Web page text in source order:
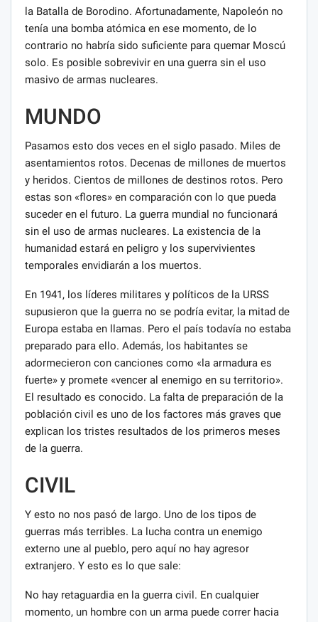
la Batalla de Borodino. Afortunadamente, Napoleón no
tenía una bomba atómica en ese momento, de lo
contrario no habría sido suficiente para quemar Moscú
solo. Es posible sobrevivir en una guerra sin el uso
masivo de armas nucleares.
MUNDO
Pasamos esto dos veces en el siglo pasado. Miles de
asentamientos rotos. Decenas de millones de muertos
y heridos. Cientos de millones de destinos rotos. Pero
estas son «flores» en comparación con lo que pueda
suceder en el futuro. La guerra mundial no funcionará
sin el uso de armas nucleares. La existencia de la
humanidad estará en peligro y los supervivientes
temporales envidiarán a los muertos.
En 1941, los líderes militares y políticos de la URSS
supusieron que la guerra no se podría evitar, la mitad de
Europa estaba en llamas. Pero el país todavía no estaba
preparado para ello. Además, los habitantes se
adormecieron con canciones como «la armadura es
fuerte» y promete «vencer al enemigo en su territorio».
El resultado es conocido. La falta de preparación de la
población civil es uno de los factores más graves que
explican los tristes resultados de los primeros meses
de la guerra.
CIVIL
Y esto no nos pasó de largo. Uno de los tipos de
guerras más terribles. La lucha contra un enemigo
externo une al pueblo, pero aquí no hay agresor
extranjero. Y esto es lo que sale:
No hay retaguardia en la guerra civil. En cualquier
momento, un hombre con un arma puede correr hacia